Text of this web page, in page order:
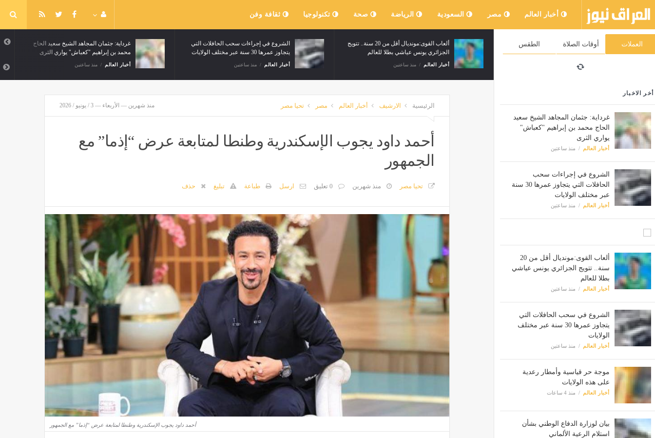
أخبار العالم مصر السعودية الرياضة صحة تكنولوجيا ثقافة وفن
العملات أوقات الصلاة الطقس
أخر الاخبار
غرداية: جثمان المجاهد الشيخ سعيد
الحاج محمد بن إبراهيم "كعباش"
يواري الثرى
أخبار العالم منذ ساعتين
الشروع في إجراءات سحب
الحافلات التي يتجاوز عمرها 30 سنة
عبر مختلف الولايات
أخبار العالم منذ ساعتين
ألعاب القوى:مونديال أقل من 20
سنة.. تتويج الجزائري يونس عياشي
بطلا للعالم
أخبار العالم منذ ساعتين
الشروع في سحب الحافلات التي
يتجاوز عمرها 30 سنة عبر مختلف
الولايات
أخبار العالم منذ ساعتين
موجة حر قياسية وأمطار رعدية
على هذه الولايات
أخبار العالم منذ 4 ساعات
بيان لوزارة الدفاع الوطني بشأن
استلام الرعية الألماني
غرداية: جثمان المجاهد الشيخ سعيد الحاج
محمد بن إبراهيم "كعباش" يواري الثرى
أخبار العالم منذ ساعتين
الشروع في إجراءات سحب الحافلات التي
يتجاوز عمرها 30 سنة عبر مختلف الولايات
أخبار العالم منذ ساعتين
ألعاب القوى:مونديال أقل من 20 سنة.. تتويج
الجزائري يونس عياشي بطلا للعالم
أخبار العالم منذ ساعتين
الشروع في سحب الحافلات التي يتجاوز
عمرها 30 سنة عبر مختلف الولايات
أخبار العالم
الرئيسية الارشيف أخبار العالم مصر تحيا مصر منذ شهرين — الأربعاء — 3 / يونيو / 2026
أحمد داود يجوب الإسكندرية وطنطا لمتابعة عرض “إذما” مع
الجمهور
تحيا مصر منذ شهرين 0 تعليق ارسل طباعة تبليغ حذف
أحمد داود يجوب الإسكندرية وطنطا لمتابعة عرض “إذما” مع الجمهور